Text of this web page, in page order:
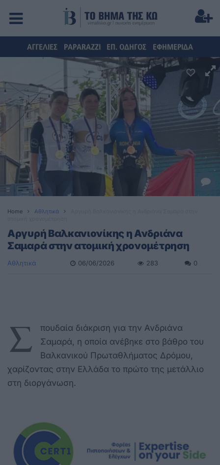
ΑΓΓΕΛΙΕΣ PAPARAZZI ΕΠ. ΟΔΗΓΟΣ ΕΦΗΜΕΡΙΔΑ
Home Αθλητικά
Αργυρή Βαλκανιονίκης η Ανδριάνα
Σαμαρά στην ατομική χρονομέτρηση
Αθλητικά 06/06/2026 283 0
Σ
πουδαία διάκριση για την Ανδριάνα
Σαμαρά, η οποία ανέβηκε στο βάθρο του
Βαλκανικού Πρωταθλήματος Δρόμου,
χαρίζοντας στην Ελλάδα το πρώτο της μετάλλιο
στη διοργάνωση.